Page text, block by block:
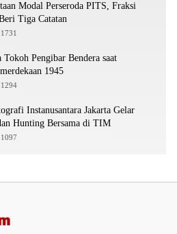
Modal Perseroda PITS, Fraksi
Tiga Catatan
1731
Pengibar Bendera saat
1945
1294
Instanusantara Jakarta Gelar
Hunting Bersama di TIM
1097